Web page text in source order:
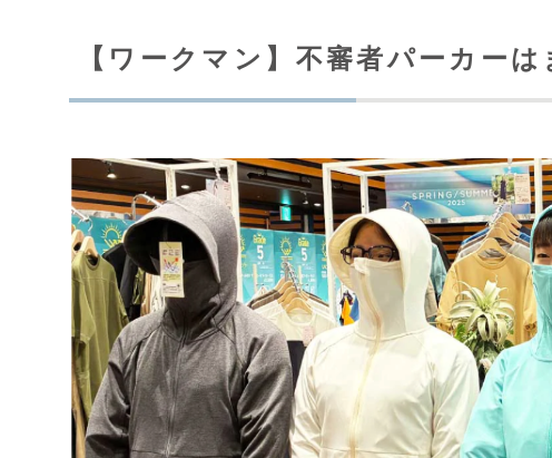
【ワークマン】不審者パーカー